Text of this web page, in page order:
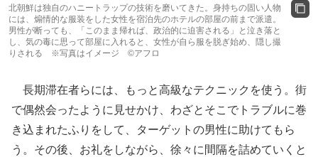
北朝鮮は独自のハニートラップの技術を磨いてきた。身持ちの固い人物
には、煽情的な服装をした女性を宿泊先のホテルの部屋の前まで派遣。
男性が断っても、「このまま帰れば、政治的に迫害される」と泣き落と
し、気の毒に思って部屋に入れると、女性が自ら服を脱ぎ始め、隠し撮
りされる ※写真はイメージ ©アフロ
長期滞在者らには、もっと高級なテクニックを使う。街
で偶然会ったように見せかけ、わざとそこでトラブルに巻
き込まれたふりをして、ターゲットの男性に助けてもら
う。その後、お礼をしながら、徐々に間隔を詰めていくと